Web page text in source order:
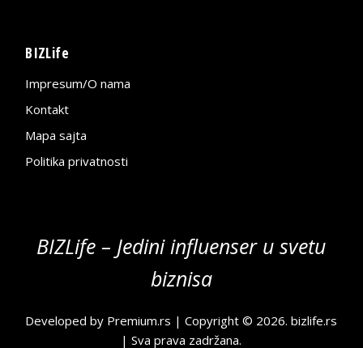
BIZLife
Impresum/O nama
Kontakt
Mapa sajta
Politika privatnosti
BIZLife – Jedini influenser u svetu
biznisa
Developed by Premium.rs | Copyright © 2026.bizlife.rs
| Sva prava zadržana.